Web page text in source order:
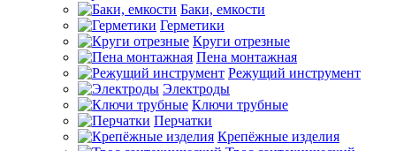
Баки, емкости
Герметики
Круги отрезные
Пена монтажная
Режущий инструмент
Электроды
Ключи трубные
Перчатки
Крепёжные изделия